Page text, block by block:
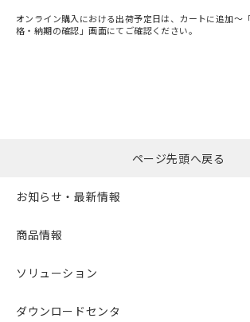
オンライン購入における出荷予定日は、カートに追加～
格・納期の確認」画面にてご確認ください。
ページ先頭へ戻る
お知らせ・最新情報
商品情報
ソリューション
ダウンロードセンタ